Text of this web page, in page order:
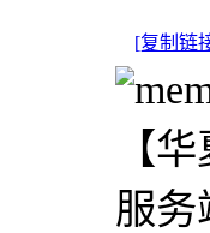
[复制链
【
服务